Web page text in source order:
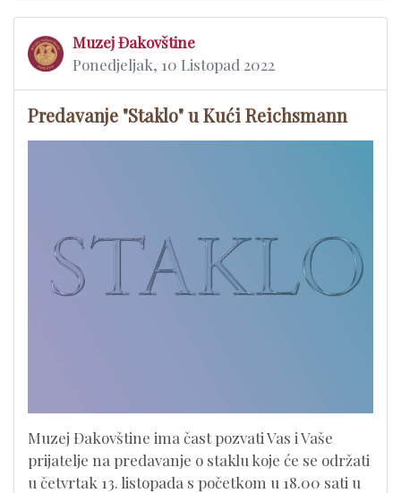
Muzej Đakovštine
Ponedjeljak, 10 Listopad 2022
Predavanje "Staklo" u Kući Reichsmann
Muzej Đakovštine ima čast pozvati Vas i Vaše
prijatelje na predavanje o staklu koje će se održati
u četvrtak 13. listopada s početkom u 18.00 sati u